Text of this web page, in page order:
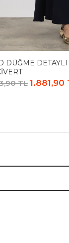
DÜĞME
TL 1.881,90